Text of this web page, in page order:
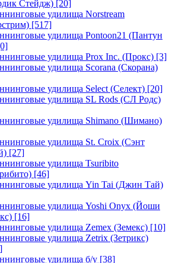
Стейдж) [20]
удилища Norstream
[517]
удилища Pontoon21 (Пантун
удилища Prox Inc. (Прокс) [3]
удилища Scorana (Скорана)
удилища Select (Селект) [20]
удилища SL Rods (СЛ Родс)
удилища Shimano (Шимано)
удилища St. Croix (Сэнт
[27]
удилища Tsuribito
[46]
удилища Yin Tai (Джин Тай)
удилища Yoshi Onyx (Йоши
[16]
удилища Zemex (Земекс) [10]
удилища Zetrix (Зетрикс)
удилища б/у [38]